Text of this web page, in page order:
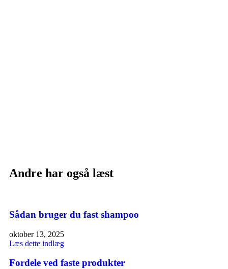
Andre har også læst
Sådan bruger du fast shampoo
oktober 13, 2025
Læs dette indlæg
Fordele ved faste produkter